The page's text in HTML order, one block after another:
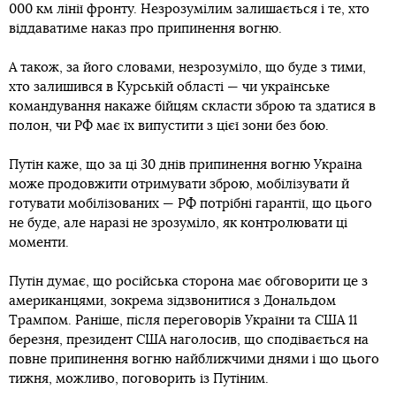
000 км лінії фронту. Незрозумілим залишається і те, хто
віддаватиме наказ про припинення вогню.
А також, за його словами, незрозуміло, що буде з тими,
хто залишився в Курській області — чи українське
командування накаже бійцям скласти зброю та здатися в
полон, чи РФ має їх випустити з цієї зони без бою.
Путін каже, що за ці 30 днів припинення вогню Україна
може продовжити отримувати зброю, мобілізувати й
готувати мобілізованих — РФ потрібні гарантії, що цього
не буде, але наразі не зрозуміло, як контролювати ці
моменти.
Путін думає, що російська сторона має обговорити це з
американцями, зокрема зідзвонитися з Дональдом
Трампом. Раніше, після переговорів України та США 11
березня, президент США наголосив, що сподівається на
повне припинення вогню найближчими днями і що цього
тижня, можливо, поговорить із Путіним.